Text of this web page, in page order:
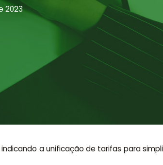
2023
a unificação de tarifas para